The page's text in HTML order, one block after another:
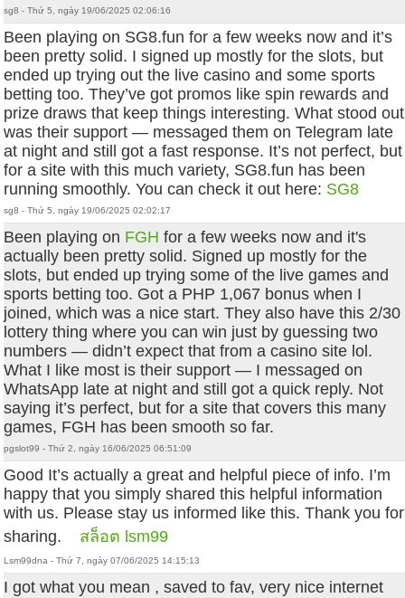
sg8 - Thứ 5, ngày 19/06/2025 02:06:16
Been playing on SG8.fun for a few weeks now and it’s
been pretty solid. I signed up mostly for the slots, but
ended up trying out the live casino and some sports
betting too. They’ve got promos like spin rewards and
prize draws that keep things interesting. What stood out
was their support — messaged them on Telegram late
at night and still got a fast response. It’s not perfect, but
for a site with this much variety, SG8.fun has been
running smoothly. You can check it out here: SG8
sg8 - Thứ 5, ngày 19/06/2025 02:02:17
Been playing on FGH for a few weeks now and it's
actually been pretty solid. Signed up mostly for the
slots, but ended up trying some of the live games and
sports betting too. Got a PHP 1,067 bonus when I
joined, which was a nice start. They also have this 2/30
lottery thing where you can win just by guessing two
numbers — didn’t expect that from a casino site lol.
What I like most is their support — I messaged on
WhatsApp late at night and still got a quick reply. Not
saying it’s perfect, but for a site that covers this many
games, FGH has been smooth so far.
pgslot99 - Thứ 2, ngày 16/06/2025 06:51:09
Good It’s actually a great and helpful piece of info. I’m
happy that you simply shared this helpful information
with us. Please stay us informed like this. Thank you for
sharing. สล็อต lsm99
Lsm99dna - Thứ 7, ngày 07/06/2025 14:15:13
I got what you mean , saved to fav, very nice internet